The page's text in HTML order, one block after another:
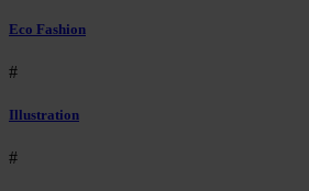
Eco Fashion
#
Illustration
#